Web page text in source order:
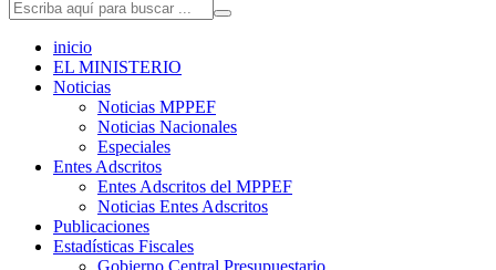
inicio
EL MINISTERIO
Noticias
Noticias MPPEF
Noticias Nacionales
Especiales
Entes Adscritos
Entes Adscritos del MPPEF
Noticias Entes Adscritos
Publicaciones
Estadísticas Fiscales
Gobierno Central Presupuestario